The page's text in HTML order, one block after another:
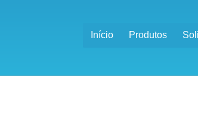
Início Produtos